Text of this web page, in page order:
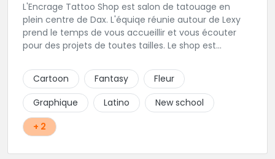
L'Encrage Tattoo Shop est salon de tatouage en
plein centre de Dax. L'équiqe réunie autour de Lexy
prend le temps de vous accueillir et vous écouter
pour des projets de toutes tailles. Le shop est
Traits fins, Newschool, Couleur.
Cartoon Fantasy
Fleur
Graphique
Latino
New school
+ 2